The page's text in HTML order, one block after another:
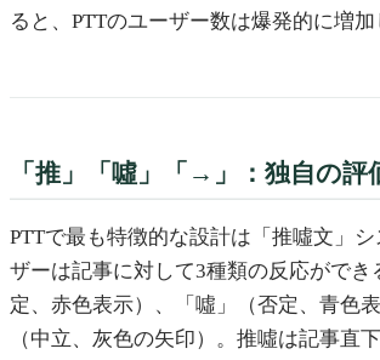
ると、PTTのユーザー数は爆発的に増加
「推」「噓」「→」：独自の評
PTTで最も特徴的な設計は「推噓文」
ザーは記事に対して3種類の反応ができ
定、赤色表示）、「噓」（否定、青色
（中立、灰色の矢印）。推噓は記事直